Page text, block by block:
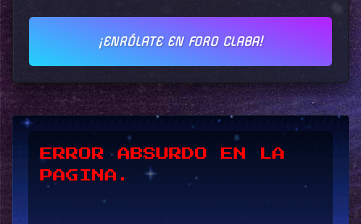
¡ENRÓLATE EN FORO CLABA!
*UPSSS*